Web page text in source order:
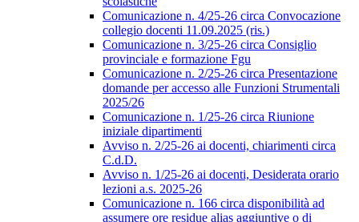
Comunicazione n. 4/25-26 circa Convocazione
collegio docenti 11.09.2025 (ris.)
Comunicazione n. 3/25-26 circa Consiglio
provinciale e formazione Fgu
Comunicazione n. 2/25-26 circa Presentazione
domande per accesso alle Funzioni Strumentali
2025/26
Comunicazione n. 1/25-26 circa Riunione
iniziale dipartimenti
Avviso n. 2/25-26 ai docenti, chiarimenti circa
C.d.D.
Avviso n. 1/25-26 ai docenti, Desiderata orario
lezioni a.s. 2025-26
Comunicazione n. 166 circa disponibilità ad
assumere ore residue alias aggiuntive o di